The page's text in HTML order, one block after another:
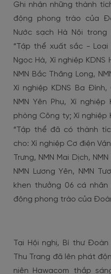
Ghi nhận những thành
động phong trào của
Nước sạch Hà Nội
“Tập thể xuất sắc - Loại
Ngọc Hà, Xí nghiệp KDNS
NMN Bắc Thăng Long,
Xí nghiệp KDNS Ba
NMN Yên Phụ, Xí nghiệp
phòng Công ty; Xí nghiệp
“Tập thể đã có thành
cho: Xí nghiệp Cơ điện
Trưng, NMN Mai Dịch,
NMN Lương Yên, NMN
khen thưởng 06 cá
động phong trào của
Tại Hội nghị, Bí thư
Thu Trang đã lên phát
niên Hawacom thắp